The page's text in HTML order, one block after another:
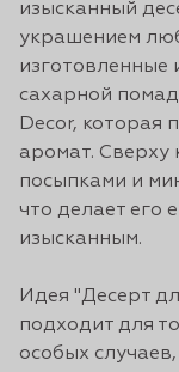
изысканный
украшением
изготовленные
сахарной
Decor, которая
аромат.
посыпками и
что делает его
изысканным.
Идея "Десерт
подходит для
особых